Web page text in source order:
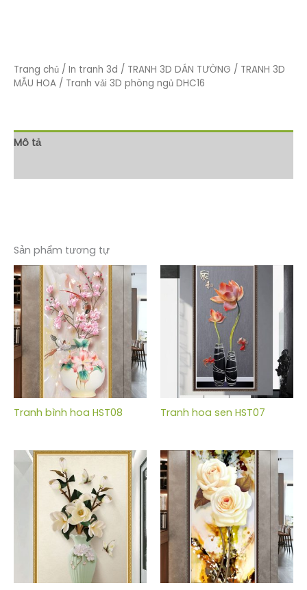
Trang chủ / In tranh 3d / TRANH 3D DÁN TƯỜNG / TRANH 3D
MẪU HOA / Tranh vải 3D phòng ngủ DHC16
Mô tả
Sản phẩm tương tự
Tranh bình hoa HST08 Tranh hoa sen HST07